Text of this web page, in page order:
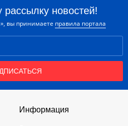
новостей!
вы принимаете правила портала
Информация